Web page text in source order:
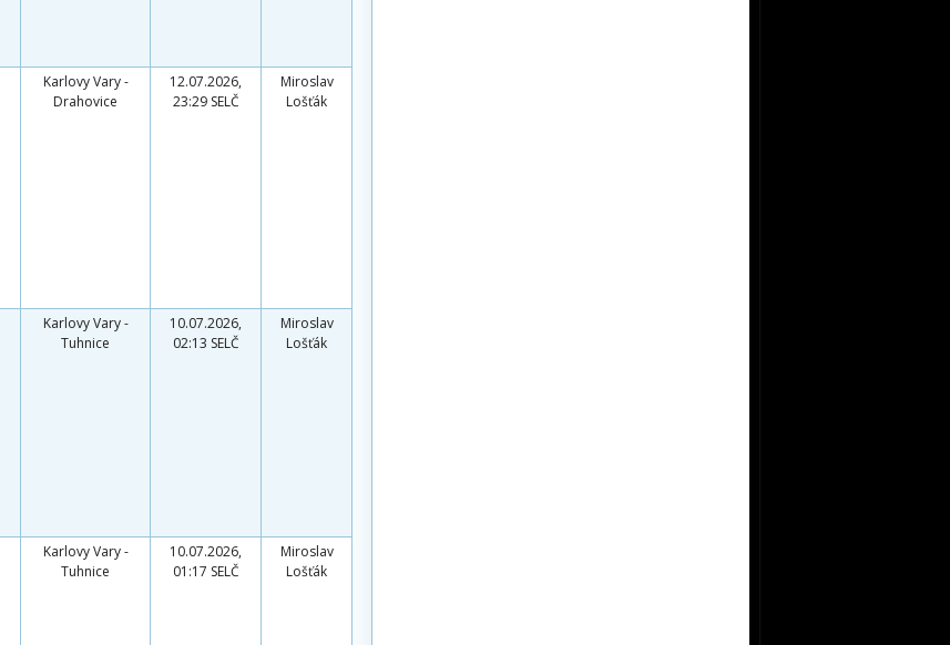
Karlovy Vary -
Drahovice
12.07.2026,
23:29 SELČ
Miroslav
Lošťák
Karlovy Vary -
Tuhnice
10.07.2026,
02:13 SELČ
Miroslav
Lošťák
Karlovy Vary -
Tuhnice
10.07.2026,
01:17 SELČ
Miroslav
Lošťák